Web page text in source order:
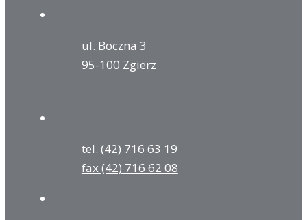
ul. Boczna 3
95-100 Zgierz
tel. (42) 716 63 19
fax (42) 716 62 08